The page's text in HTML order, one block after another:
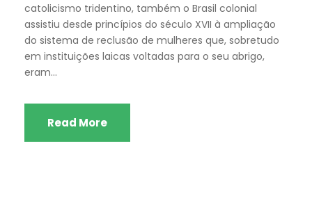
catolicismo tridentino, também o Brasil colonial
assistiu desde princípios do século XVII à ampliação
do sistema de reclusão de mulheres que, sobretudo
em instituições laicas voltadas para o seu abrigo,
eram...
Read More